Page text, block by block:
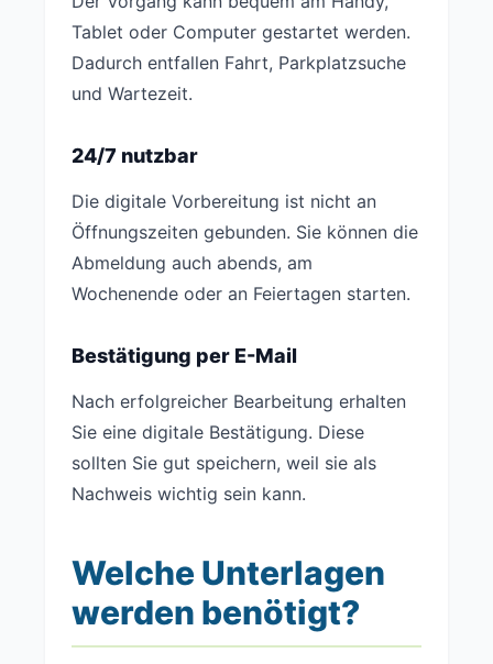
Tablet oder Computer gestartet werden.
Dadurch entfallen Fahrt, Parkplatzsuche
und Wartezeit.
24/7 nutzbar
Die digitale Vorbereitung ist nicht an
Öffnungszeiten gebunden. Sie können die
Abmeldung auch abends, am
Wochenende oder an Feiertagen starten.
Bestätigung per E-Mail
Nach erfolgreicher Bearbeitung erhalten
Sie eine digitale Bestätigung. Diese
sollten Sie gut speichern, weil sie als
Nachweis wichtig sein kann.
Welche Unterlagen
werden benötigt?